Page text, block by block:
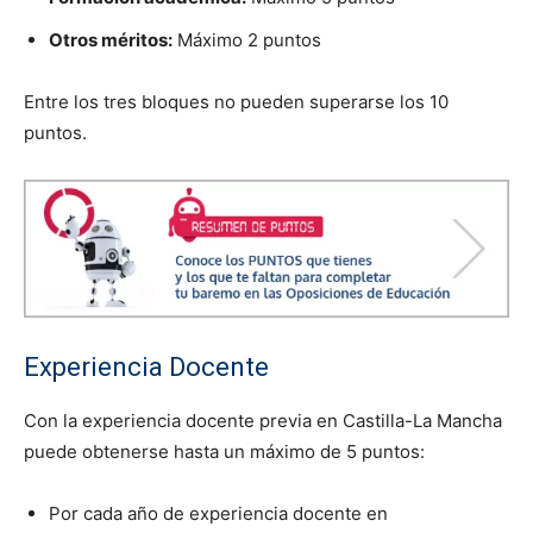
Otros méritos: Máximo 2 puntos
Entre los tres bloques no pueden superarse los 10
puntos.
Experiencia Docente
Con la experiencia docente previa en Castilla-La Mancha
puede obtenerse hasta un máximo de 5 puntos:
Por cada año de experiencia docente en